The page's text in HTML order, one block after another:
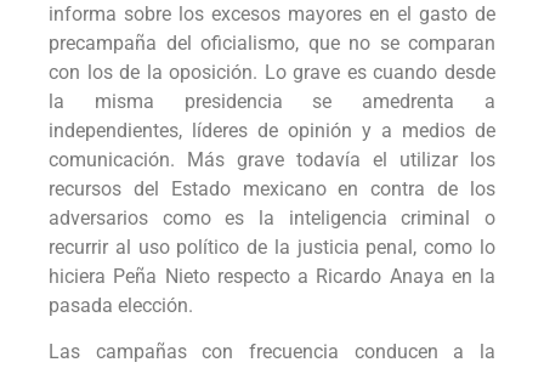
informa sobre los excesos mayores en el gasto de
precampaña del oficialismo, que no se comparan
con los de la oposición. Lo grave es cuando desde
la misma presidencia se amedrenta a
independientes, líderes de opinión y a medios de
comunicación. Más grave todavía el utilizar los
recursos del Estado mexicano en contra de los
adversarios como es la inteligencia criminal o
recurrir al uso político de la justicia penal, como lo
hiciera Peña Nieto respecto a Ricardo Anaya en la
pasada elección.
Las campañas con frecuencia conducen a la